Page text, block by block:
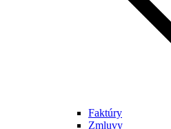
Faktúry
Zmluvy